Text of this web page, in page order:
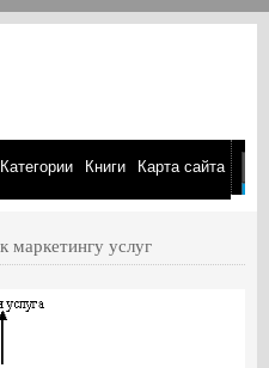
Категории Книги Карта сайта
услуг